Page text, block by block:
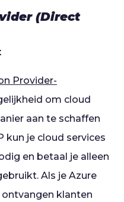
(Direct
Provider-
om cloud
aan te schaffen
kun je cloud services
en betaal je alleen
Als je Azure
klanten